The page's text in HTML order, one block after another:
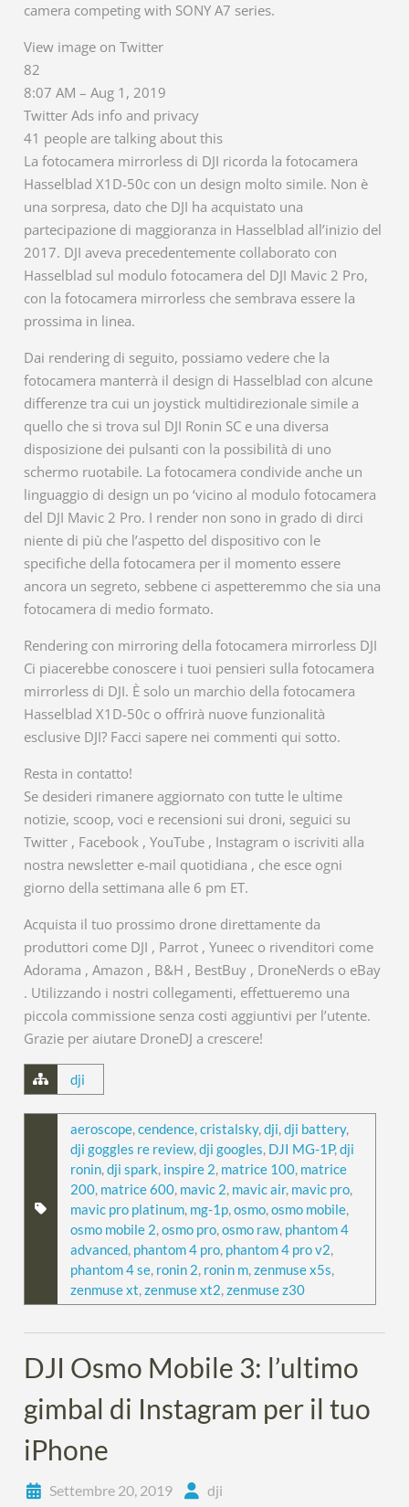
camera competing with SONY A7 series.
View image on Twitter
82
8:07 AM – Aug 1, 2019
Twitter Ads info and privacy
41 people are talking about this
La fotocamera mirrorless di DJI ricorda la fotocamera
Hasselblad X1D-50c con un design molto simile. Non è
una sorpresa, dato che DJI ha acquistato una
partecipazione di maggioranza in Hasselblad all’inizio del
2017. DJI aveva precedentemente collaborato con
Hasselblad sul modulo fotocamera del DJI Mavic 2 Pro,
con la fotocamera mirrorless che sembrava essere la
prossima in linea.
Dai rendering di seguito, possiamo vedere che la
fotocamera manterrà il design di Hasselblad con alcune
differenze tra cui un joystick multidirezionale simile a
quello che si trova sul DJI Ronin SC e una diversa
disposizione dei pulsanti con la possibilità di uno
schermo ruotabile. La fotocamera condivide anche un
linguaggio di design un po ‘vicino al modulo fotocamera
del DJI Mavic 2 Pro. I render non sono in grado di dirci
niente di più che l’aspetto del dispositivo con le
specifiche della fotocamera per il momento essere
ancora un segreto, sebbene ci aspetteremmo che sia una
fotocamera di medio formato.
Rendering con mirroring della fotocamera mirrorless DJI
Ci piacerebbe conoscere i tuoi pensieri sulla fotocamera
mirrorless di DJI. È solo un marchio della fotocamera
Hasselblad X1D-50c o offrirà nuove funzionalità
esclusive DJI? Facci sapere nei commenti qui sotto.
Resta in contatto!
Se desideri rimanere aggiornato con tutte le ultime
notizie, scoop, voci e recensioni sui droni, seguici su
Twitter , Facebook , YouTube , Instagram o iscriviti alla
nostra newsletter e-mail quotidiana , che esce ogni
giorno della settimana alle 6 pm ET.
Acquista il tuo prossimo drone direttamente da
produttori come DJI , Parrot , Yuneec o rivenditori come
Adorama , Amazon , B&H , BestBuy , DroneNerds o eBay
. Utilizzando i nostri collegamenti, effettueremo una
piccola commissione senza costi aggiuntivi per l’utente.
Grazie per aiutare DroneDJ a crescere!
dji
aeroscope,cendence,cristalsky,dji,dji battery,
dji goggles re review,dji googles, DJI MG-1P,dji
ronin,dji spark, inspire 2, matrice 100, matrice
200, matrice 600, mavic 2, mavic air, mavic pro,
mavic pro platinum, mg-1p,osmo,osmo mobile,
osmo mobile 2,osmo pro,osmo raw, phantom 4
advanced, phantom 4 pro, phantom 4 pro v2,
phantom 4 se, ronin 2, ronin m,zenmuse x5s,
zenmuse xt,zenmuse xt2,zenmuse z30
DJI Osmo Mobile 3: l’ultimo
gimbal di Instagram per il tuo
iPhone
Settembre 20, 2019 dji